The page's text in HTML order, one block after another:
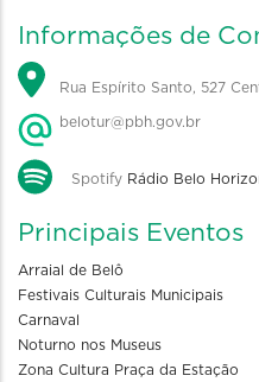
Informações de
Rua Espírito Santo, 527
belotur@pbh.gov.br
Spotify Rádio Belo
Principais Eventos
Arraial de Belô
Festivais Culturais Municipais
Carnaval
Noturno nos Museus
Zona Cultura Praça da Estação